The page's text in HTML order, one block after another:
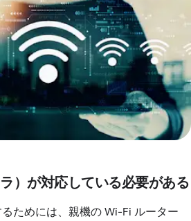
）が対応している必要がある
ためには、親機の Wi-Fi ルーター